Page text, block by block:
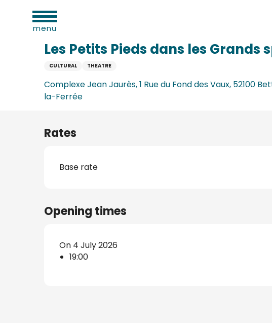
contenumenu
Home
Les Petits Pieds dans les
CULTURAL THEATRE
Complexe Jean Jaurès, 1 Rue du Fond des Vaux, 52100
la-Ferrée
Rates
Base rate
Opening times
On 4 July 2026
19:00